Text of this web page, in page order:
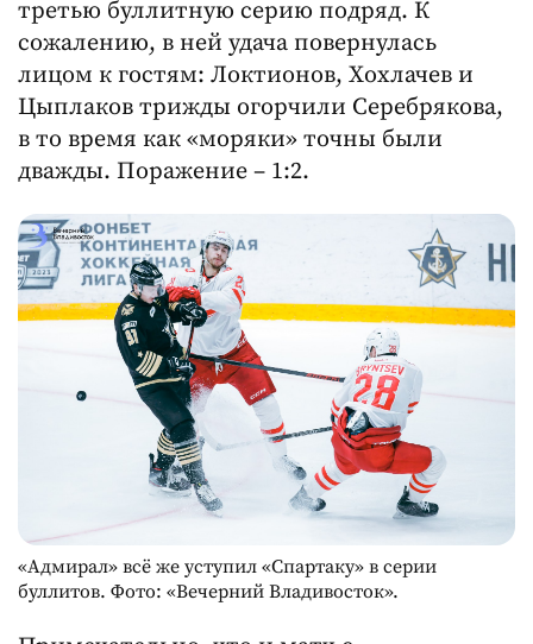
третью буллитную серию подряд. К
сожалению, в ней удача повернулась
лицом к гостям: Локтионов, Хохлачев и
Цыплаков трижды огорчили Серебрякова,
в то время как «моряки» точны были
дважды. Поражение – 1:2.
«Адмирал» всё же уступил «Спартаку» в серии
буллитов. Фото: «Вечерний Владивосток».